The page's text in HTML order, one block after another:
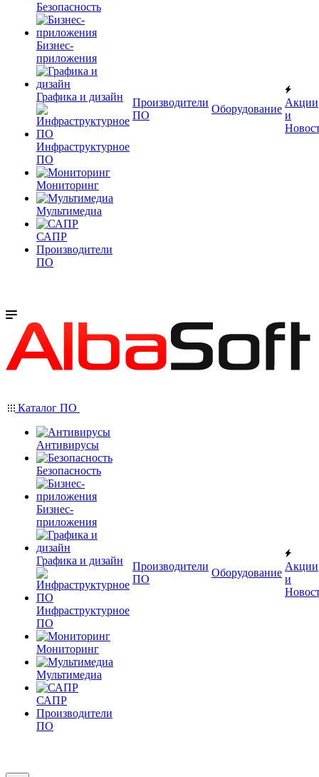
Безопасность
Бизнес-
приложения
Графика и дизайн
Инфраструктурное
ПО
Мониторинг
Мультимедиа
САПР
Производители
ПО
Производители
ПО
Оборудование
Акции
и
Каталог ПО
Антивирусы
Безопасность
Бизнес-
приложения
Графика и дизайн
Инфраструктурное
ПО
Мониторинг
Мультимедиа
САПР
Производители
ПО
Производители
ПО
Оборудование
Акции
и